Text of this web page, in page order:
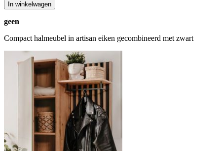
In winkelwagen
geen
Compact halmeubel in artisan eiken gecombineerd met zwart